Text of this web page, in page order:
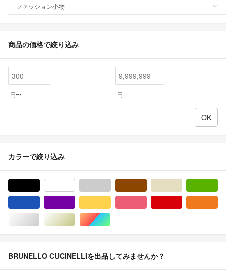
ファッション小物
商品の価格で絞り込み
円〜 円
カラーで絞り込み
シルバー/銀色系ゴールド/金色系マルチカラー
BRUNELLO CUCINELLIを出品してみませんか？